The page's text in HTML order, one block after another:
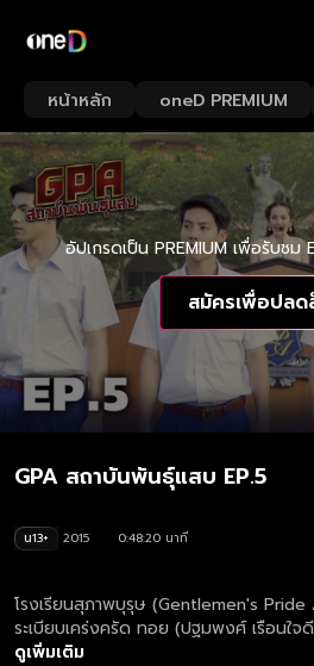
หน้าหลัก oneD PREMIUM
อัปเกรดเป็น PREMIUM เพื่อรับช
สมัครเพื่อปล
GPA สถาบันพันธุ์แสบ EP.5
น13+ 2015
0:48:20 นาที
โรงเรียนสุภาพบุรุษ (Gentlemen's
ระเบียบเคร่งครัด ทอย (ปฐมพงศ์ เรือนใ
ยากลำบากในการปรับตัว และพบกับเฟย (ภั
ดูเพิ่มเติม